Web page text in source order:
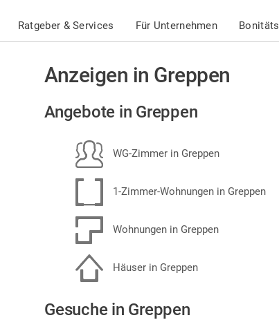
Ratgeber & Services Für Unternehmen
Anzeigen in Greppen
Angebote in Greppen
WG-Zimmer in Greppen
1-Zimmer-Wohnungen in Greppen
Wohnungen in Greppen
Häuser in Greppen
Gesuche in Greppen